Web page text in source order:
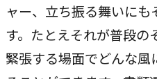
ャー、立ち振る舞いに
す。たとえそれが普段の
緊張する場面でどんな